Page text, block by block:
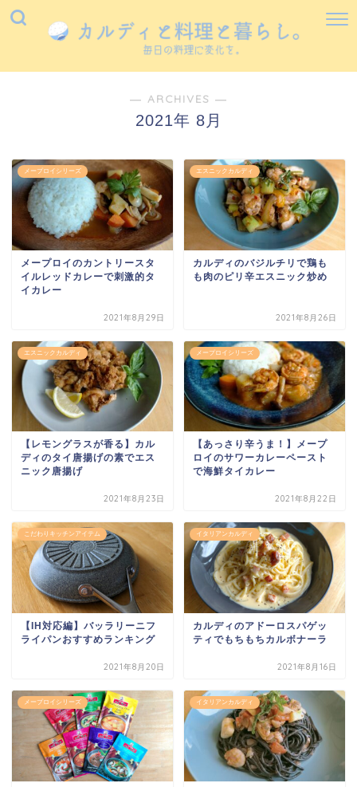
― ARCHIVES ―
2021年 8月
メープロイシリーズ
メープロイのカントリースタ
イルレッドカレーで刺激的タ
イカレー
2021年8月29日
エスニックカルディ
カルディのバジルチリで鶏も
も肉のピリ辛エスニック炒め
2021年8月26日
エスニックカルディ
【レモングラスが香る】カル
ディのタイ唐揚げの素でエス
ニック唐揚げ
2021年8月23日
メープロイシリーズ
【あっさり辛うま！】メープ
ロイのサワーカレーペースト
で海鮮タイカレー
2021年8月22日
こだわりキッチンアイテム
【IH対応編】バッラリーニフ
ライパンおすすめランキング
2021年8月20日
イタリアンカルディ
カルディのアドーロスパゲッ
ティでもちもちカルボナーラ
2021年8月16日
メープロイシリーズ イタリアンカルディ